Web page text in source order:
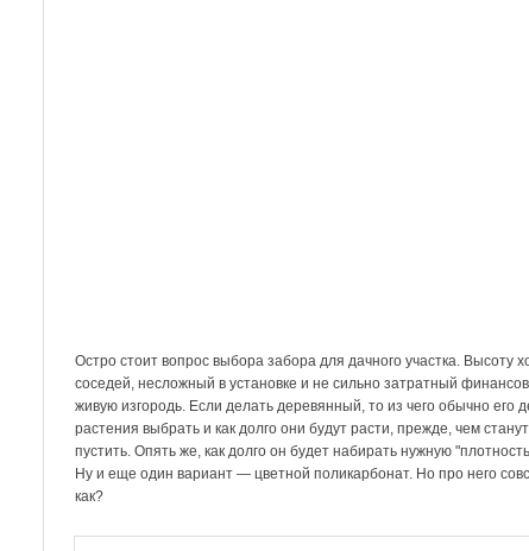
Остро стоит вопрос выбора забора для дачного участка.
соседей, несложный в установке и не сильно затратный
живую изгородь. Если делать деревянный, то из чего обычно
растения выбрать и как долго они будут расти, прежде, чем
пустить. Опять же, как долго он будет набирать нужную
Ну и еще один вариант — цветной поликарбонат. Но про него
как?